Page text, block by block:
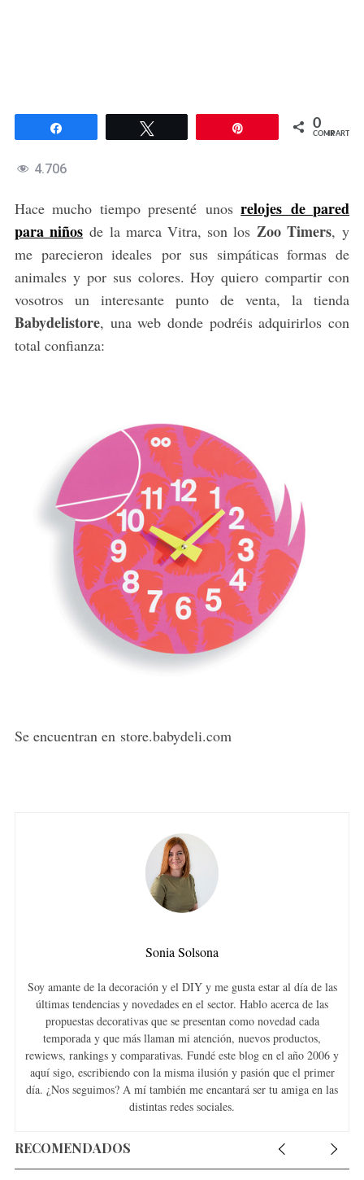
0
COMPARTIR
4.706
Hace mucho tiempo presenté unosrelojes de pared
para niños de la marca Vitra, son los Zoo Timers, y
me parecieron ideales por sus simpáticas formas de
animales y por sus colores. Hoy quiero compartir con
vosotros un interesante punto de venta, la tienda
Babydelistore, una web donde podréis adquirirlos con
total confianza:
Se encuentran en store.babydeli.com
Sonia Solsona
Soy amante de la decoración y el DIY y me gusta estar al día de las
últimas tendencias y novedades en el sector. Hablo acerca de las
propuestas decorativas que se presentan como novedad cada
temporada y que más llaman mi atención, nuevos productos,
rewiews, rankings y comparativas. Fundé este blog en el año 2006 y
aquí sigo, escribiendo con la misma ilusión y pasión que el primer
día. ¿Nos seguimos? A mí también me encantará ser tu amiga en las
distintas redes sociales.
RECOMENDADOS